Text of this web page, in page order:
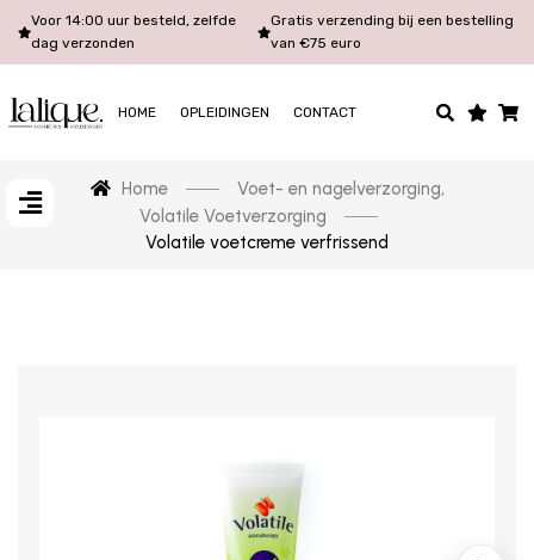
Voor 14:00 uur besteld, zelfde
dag verzonden
Gratis verzending bij een bestelling
van €75 euro
HOME OPLEIDINGEN CONTACT
Home Voet- en nagelverzorging,
Volatile Voetverzorging
Volatile voetcreme verfrissend